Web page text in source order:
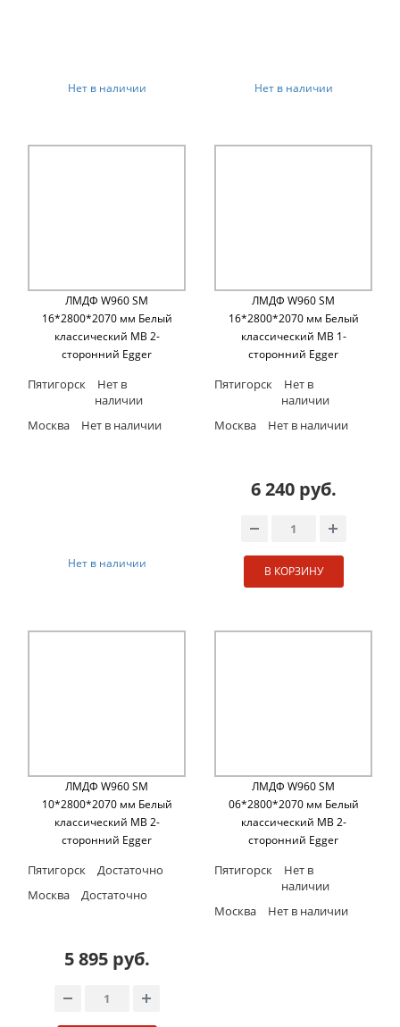
Нет в наличии Нет в наличии
ЛМДФ W960 SM
16*2800*2070 мм Белый
классический MB 2-
сторонний Egger
Пятигорск
Нет в
наличии
Москва
Нет в наличии
Нет в наличии
ЛМДФ W960 SM
16*2800*2070 мм Белый
классический MB 1-
сторонний Egger
Пятигорск
Нет в
наличии
Москва
Нет в наличии
6 240 руб.
В КОРЗИНУ
ЛМДФ W960 SM
10*2800*2070 мм Белый
классический MB 2-
сторонний Egger
Пятигорск
Достаточно
Москва
Достаточно
5 895 руб.
ЛМДФ W960 SM
06*2800*2070 мм Белый
классический MB 2-
сторонний Egger
Пятигорск
Нет в
наличии
Москва
Нет в наличии